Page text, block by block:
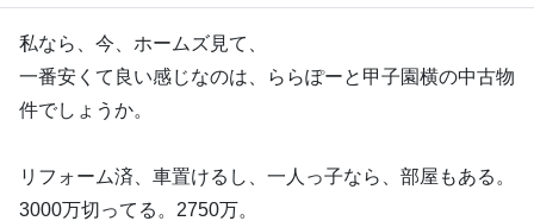
私なら、今、ホームズ見て、
一番安くて良い感じなのは、ららぽーと甲子園横の中古物
件でしょうか。
リフォーム済、車置けるし、一人っ子なら、部屋もある。
3000万切ってる。2750万。